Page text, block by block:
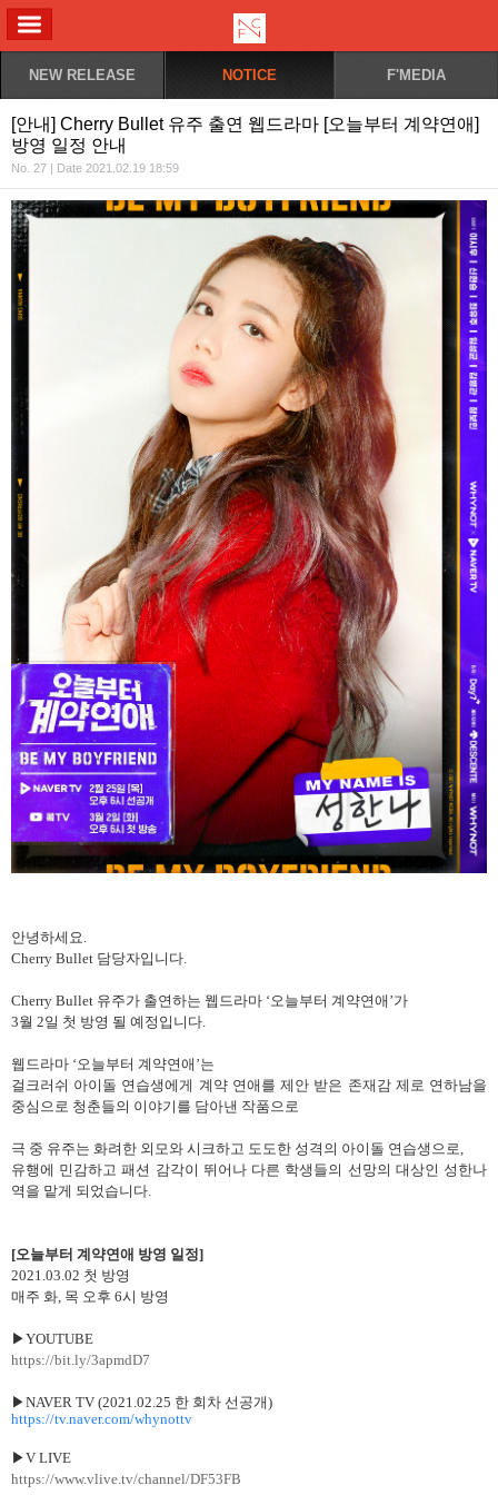
NEW RELEASE NOTICE F'MEDIA
[안내] Cherry Bullet 유주 출연 웹드라마 [오늘부터 계약연애]
방영 일정 안내
No. 27 | Date 2021.02.19 18:59
안녕하세요.
Cherry Bullet 담당자입니다.
Cherry Bullet 유주가 출연하는 웹드라마 ‘오늘부터 계약연애 ’가
3월 2일 첫 방영 될 예정입니다.
웹드라마 ‘오늘부터 계약연애 ’는
걸크러쉬 아이돌 연습생에게 계약 연애를 제안 받은 존재감 제로 연하남을
중심으로 청춘들의 이야기를 담아낸 작품으로
극 중 유주는 화려한 외모와 시크하고 도도한 성격의 아이돌 연습생으로,
유행에 민감하고 패션 감각이 뛰어나 다른 학생들의 선망의 대상인 성한나
역을 맡게 되었습니다.
[오늘부터 계약연애 방영 일정]
2021.03.02 첫 방영
매주 화, 목 오후 6시 방영
▶YOUTUBE
https://bit.ly/3apmdD7
▶NAVER TV (2021.02.25 한 회차 선공개)
https://tv.naver.com/whynottv
▶V LIVE
https://www.vlive.tv/channel/DF53FB